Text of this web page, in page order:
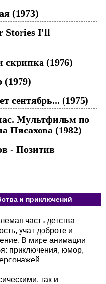
(1973)
Stories I'll
скрипка (1976)
(1979)
сентябрь... (1975)
Мультфильм по
Писахова (1982)
- Позитив
и приключений
часть детства
учат доброте и
В мире анимации
приключения, юмор,
так и